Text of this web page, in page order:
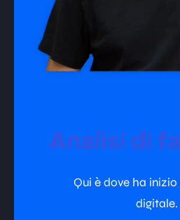
Analisi di
Qui è dove ha
digitale.